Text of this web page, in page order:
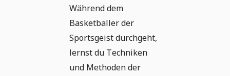
Während dem
Basketballer der
Sportsgeist durchgeht,
lernst du Techniken
und Methoden der